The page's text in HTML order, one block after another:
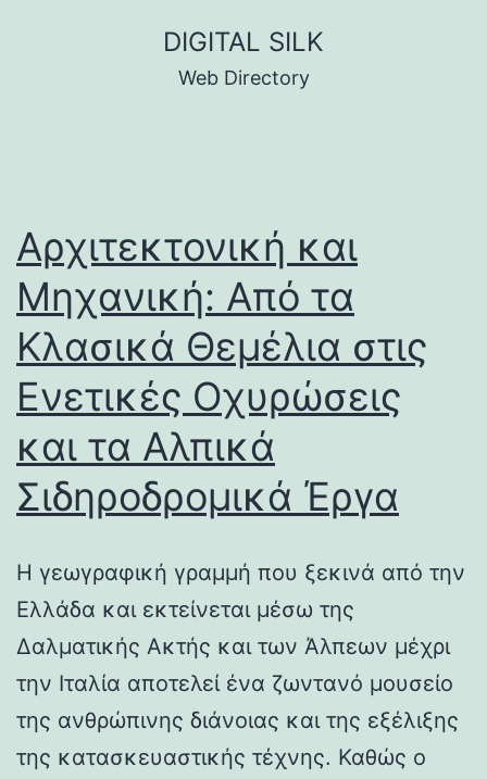
DIGITAL SILK
Web Directory
Αρχιτεκτονική και
Μηχανική: Από τα
Κλασικά Θεμέλια στις
Ενετικές Οχυρώσεις
και τα Αλπικά
Σιδηροδρομικά Έργα
Η γεωγραφική γραμμή που ξεκινά από την
Ελλάδα και εκτείνεται μέσω της
Δαλματικής Ακτής και των Άλπεων μέχρι
την Ιταλία αποτελεί ένα ζωντανό μουσείο
της ανθρώπινης διάνοιας και της εξέλιξης
της κατασκευαστικής τέχνης. Καθώς ο